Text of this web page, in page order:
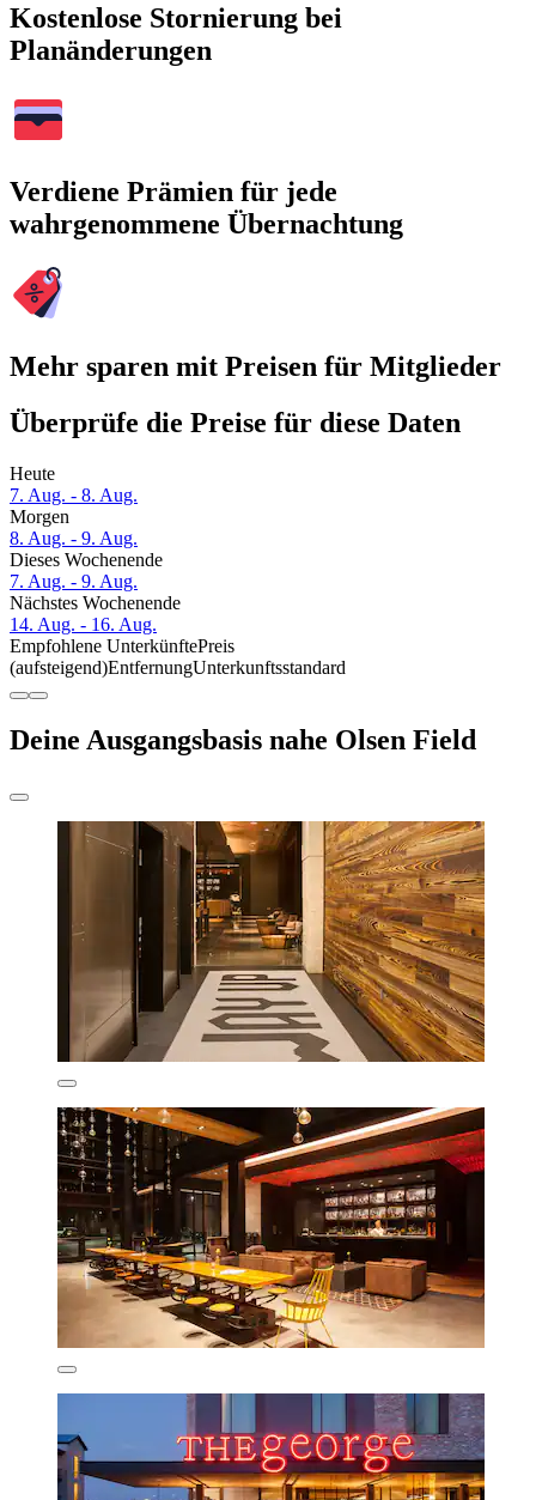
Kostenlose Stornierung bei
Planänderungen
Verdiene Prämien für jede
wahrgenommene Übernachtung
Mehr sparen mit Preisen für Mitglieder
Überprüfe die Preise für diese Daten
Heute
7. Aug. - 8. Aug.
Morgen
8. Aug. - 9. Aug.
Dieses Wochenende
7. Aug. - 9. Aug.
Nächstes Wochenende
14. Aug. - 16. Aug.
Empfohlene UnterkünftePreis
(aufsteigend)EntfernungUnterkunftsstandard
Deine Ausgangsbasis nahe Olsen Field